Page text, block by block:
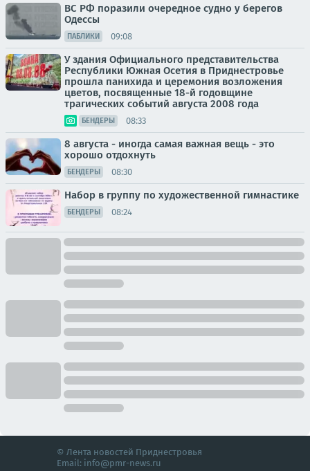
ВС РФ поразили очередное судно у берегов
Одессы
ПАБЛИКИ 09:08
У здания Официального представительства
Республики Южная Осетия в Приднестровье
прошла панихида и церемония возложения
цветов, посвященные 18-й годовщине
трагических событий августа 2008 года
БЕНДЕРЫ 08:33
8 августа - иногда самая важная вещь - это
хорошо отдохнуть
БЕНДЕРЫ 08:30
Набор в группу по художественной гимнастике
БЕНДЕРЫ 08:24
© Лента новостей Приднестровья
Email: info@pmr-news.ru